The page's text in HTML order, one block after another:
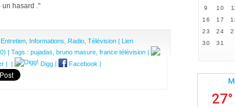
9
10
16
17
23
24
30
31
un hasard ."
Entretien Informations Radio Télévision | Lien
| Tags : pujadas bruno masure france télévision |
| | Digg | Facebook |